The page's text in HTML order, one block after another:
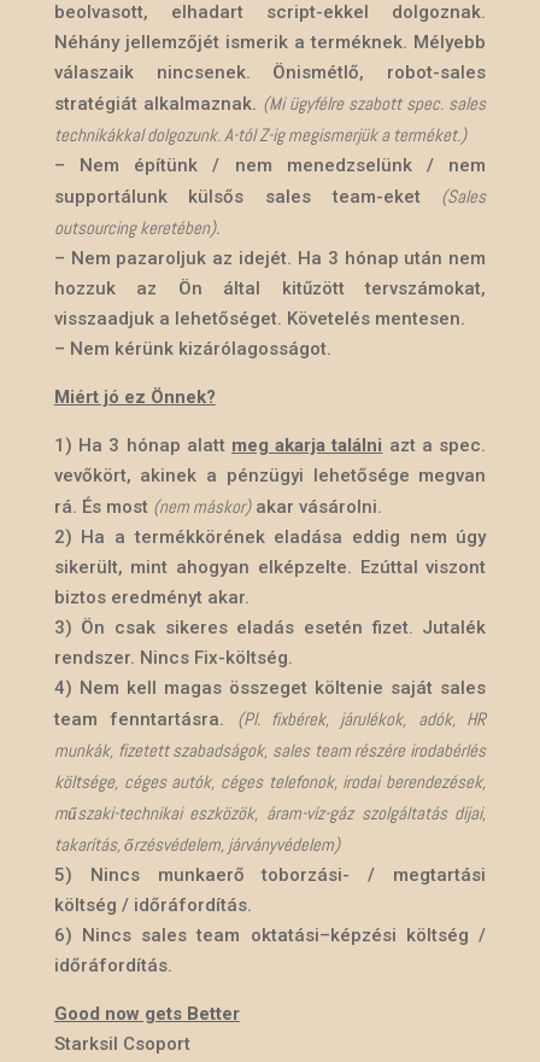
beolvasott, elhadart script-ekkel dolgoznak.
Néhány jellemzőjét ismerik a terméknek. Mélyebb
válaszaik nincsenek. Önismétlő, robot-sales
stratégiát alkalmaznak. (Mi ügyfélre szabott spec. sales
technikákkal dolgozunk. A-tól Z-ig megismerjük a terméket.)
– Nem építünk / nem menedzselünk / nem
supportálunk külsős sales team-eket (Sales
outsourcing keretében).
– Nem pazaroljuk az idejét. Ha 3 hónap után nem
hozzuk az Ön által kitűzött tervszámokat,
visszaadjuk a lehetőséget. Követelés mentesen.
– Nem kérünk kizárólagosságot.
Miért jó ez Önnek?
1) Ha 3 hónap alatt meg akarja találni azt a spec.
vevőkört, akinek a pénzügyi lehetősége megvan
rá. És most (nem máskor)akar vásárolni.
2) Ha a termékkörének eladása eddig nem úgy
sikerült, mint ahogyan elképzelte. Ezúttal viszont
biztos eredményt akar.
3) Ön csak sikeres eladás esetén fizet. Jutalék
rendszer. Nincs Fix-költség.
4) Nem kell magas összeget költenie saját sales
team fenntartásra. (Pl. fixbérek, járulékok, adók, HR
munkák, fizetett szabadságok, sales team részére irodabérlés
költsége, céges autók, céges telefonok, irodai berendezések,
műszaki-technikai eszközök, áram-víz-gáz szolgáltatás díjai,
takarítás, őrzésvédelem, járványvédelem)
5) Nincs munkaerő toborzási- / megtartási
költség / időráfordítás.
6) Nincs sales team oktatási–képzési költség /
időráfordítás.
Good now gets Better
Starksil Csoport